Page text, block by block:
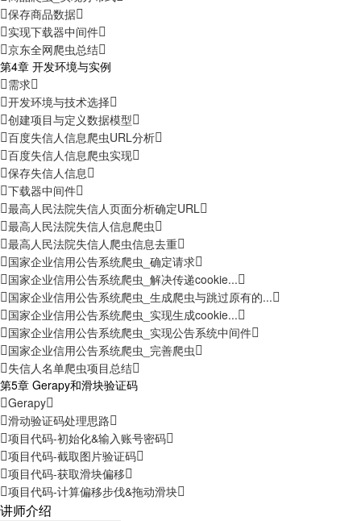
保存商品数据
实现下载器中间件
京东全网爬虫总结
第4章 开发环境与实例
需求
开发环境与技术选择
创建项目与定义数据模型
百度失信人信息爬虫URL分析
百度失信人信息爬虫实现
保存失信人信息
下载器中间件
最高人民法院失信人页面分析确定URL
最高人民法院失信人信息爬虫
最高人民法院失信人爬虫信息去重
国家企业信用公告系统爬虫_确定请求
国家企业信用公告系统爬虫_解决传递cookie...
国家企业信用公告系统爬虫_生成爬虫与跳过原有的...
国家企业信用公告系统爬虫_实现生成cookie...
国家企业信用公告系统爬虫_实现公告系统中间件
国家企业信用公告系统爬虫_完善爬虫
失信人名单爬虫项目总结
第5章 Gerapy和滑块验证码
Gerapy
滑动验证码处理思路
项目代码-初始化&输入账号密码
项目代码-截取图片验证码
项目代码-获取滑块偏移
项目代码-计算偏移步伐&拖动滑块
讲师介绍